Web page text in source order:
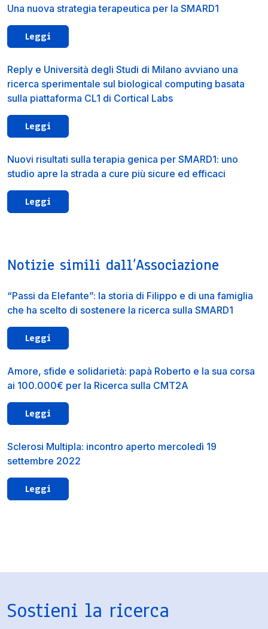
Una nuova strategia terapeutica per la SMARD1
Leggi
Reply e Università degli Studi di Milano avviano una
ricerca sperimentale sul biological computing basata
sulla piattaforma CL1 di Cortical Labs
Leggi
Nuovi risultati sulla terapia genica per SMARD1: uno
studio apre la strada a cure più sicure ed efficaci
Leggi
Notizie simili dall’Associazione
“Passi da Elefante”: la storia di Filippo e di una famiglia
che ha scelto di sostenere la ricerca sulla SMARD1
Leggi
Amore, sfide e solidarietà: papà Roberto e la sua corsa
ai 100.000€ per la Ricerca sulla CMT2A
Leggi
Sclerosi Multipla: incontro aperto mercoledì 19
settembre 2022
Leggi
Sostieni la ricerca